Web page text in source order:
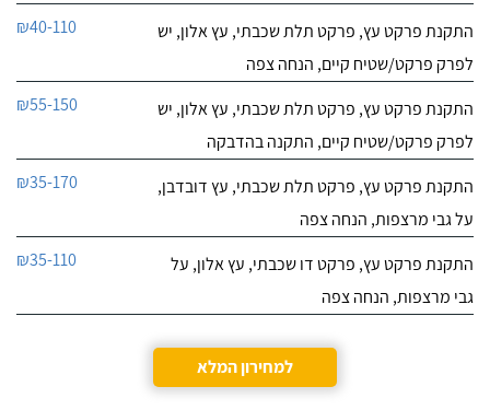
התקנת פרקט עץ, פרקט תלת שכבתי, עץ אלון, יש
לפרק פרקט/שטיח קיים, הנחה צפה
₪40-110
התקנת פרקט עץ, פרקט תלת שכבתי, עץ אלון, יש
לפרק פרקט/שטיח קיים, התקנה בהדבקה
₪55-150
התקנת פרקט עץ, פרקט תלת שכבתי, עץ דובדבן,
על גבי מרצפות, הנחה צפה
₪35-170
התקנת פרקט עץ, פרקט דו שכבתי, עץ אלון, על
גבי מרצפות, הנחה צפה
₪35-110
למחירון המלא